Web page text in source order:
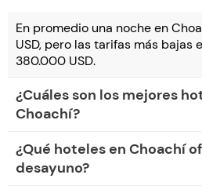
En promedio una noche en
USD, pero las tarifas más bajas
380.000 USD.
¿Cuáles son los mejores
Choachí?
¿Qué hoteles en Choachí
desayuno?